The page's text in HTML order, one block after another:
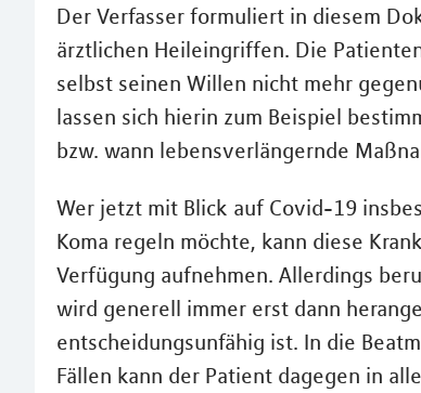
Der Verfasser formuliert in diesem
ärztlichen Heileingriffen. Die
selbst seinen Willen nicht mehr
lassen sich hierin zum Beispiel
bzw. wann lebensverlängernde
Wer jetzt mit Blick auf Covid-19
Koma regeln möchte, kann diese
Verfügung aufnehmen. Allerdings
wird generell immer erst dann
entscheidungsunfähig ist. In die
Fällen kann der Patient dagegen in